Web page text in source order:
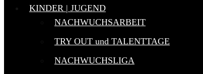
KINDER | JUGEND
NACHWUCHSARBEIT
TRY OUT und TALENTTAGE
NACHWUCHSLIGA